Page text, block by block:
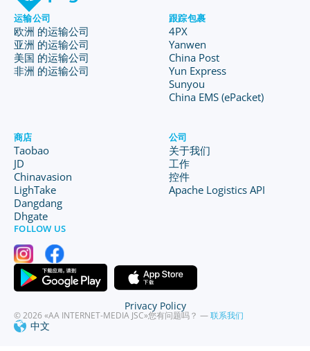
运输公司
欧洲 的运输公司
亚洲 的运输公司
美国 的运输公司
非洲 的运输公司
跟踪包裹
4PX
Yanwen
China Post
Yun Express
Sunyou
China EMS (ePacket)
商店
Taobao
JD
Chinavasion
LighTake
Dangdang
Dhgate
公司
关于我们
工作
控件
Apache Logistics API
FOLLOW US
© 2026 «AA INTERNET-MEDIA JSC»您有问题吗？ —联系我们
中文
Privacy Policy